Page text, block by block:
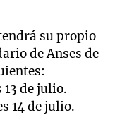
su propio
de Anses de
de julio.
14 de julio.